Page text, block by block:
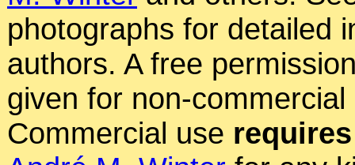
photographs for detailed
authors. A free
given for non-
Commercial use requires